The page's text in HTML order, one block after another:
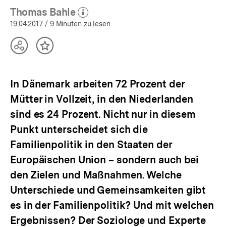
Thomas Bahle
(Mehr zum Autor)
öffnen
19.04.2017 / 9 Minuten zu lesen
TeilenInhalt
In Dänemark arbeiten 72 Prozent der
Mütter in Vollzeit, in den Niederlanden
sind es 24 Prozent. Nicht nur in diesem
Punkt unterscheidet sich die
Familienpolitik in den Staaten der
Europäischen Union – sondern auch bei
den Zielen und Maßnahmen. Welche
Unterschiede und Gemeinsamkeiten gibt
es in der Familienpolitik? Und mit welchen
Ergebnissen? Der Soziologe und Experte